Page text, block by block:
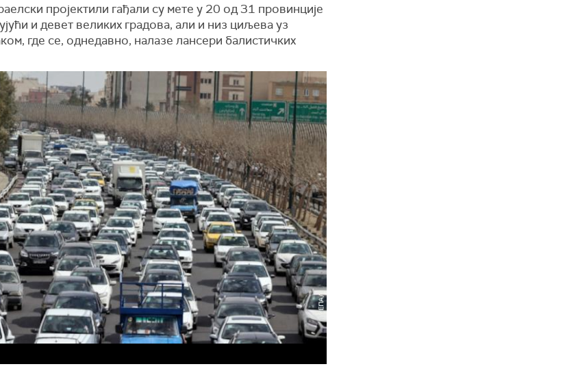
пројектили гађали су мете у 20 од 31 провинције
и девет великих градова, али и низ циљева уз
где се, однедавно, налазе лансери балистичких